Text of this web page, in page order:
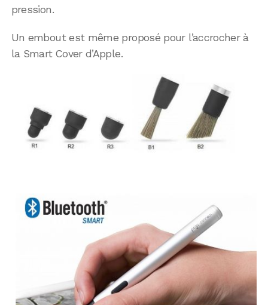
pression.
Un embout est même proposé pour l’accrocher à
la Smart Cover d’Apple.